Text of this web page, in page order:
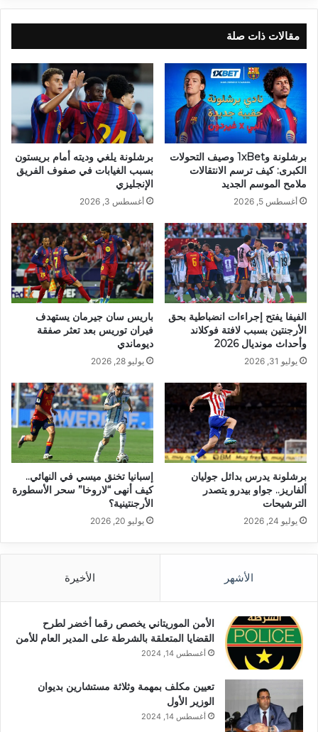
مقالات ذات صلة
برشلونة و1xBet وصيف التحولات
الكبرى: كيف ترسم الانتقالات
ملامح الموسم الجديد
أغسطس 5, 2026
برشلونة يلغي وديته أمام بريستون
بسبب الغيابات في صفوف الفريق
الإنجليزي
أغسطس 3, 2026
الفيفا يفتح إجراءات انضباطية بحق
الأرجنتين بسبب لافتة فوكلاند
وأحداث مونديال 2026
يوليو 31, 2026
باريس سان جيرمان يستهدف
فيران توريس بعد تعثر صفقة
ديوماندي
يوليو 28, 2026
برشلونة يدرس بدائل جوليان
ألفاريز.. جواو بيدرو يتصدر
الترشيحات
يوليو 24, 2026
إسبانيا تخنق ميسي في النهائي..
كيف أنهى “لاروخا” سحر الأسطورة
الأرجنتينية؟
يوليو 20, 2026
الأشهر الأخيرة
الأمن الموريتاني يخصص رقما أخضر لطرح
القضايا المتعلقة بالشرطة على المدير العام للأمن
أغسطس 14, 2024
تعيين مكلف بمهمة وثلاثة مستشارين بديوان
الوزير الأول
أغسطس 14, 2024